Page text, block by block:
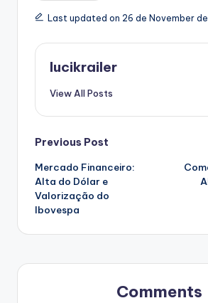
Last updated on 26 de November
lucikrailer
View All Posts
Post
navigation
Previous Post
Mercado Financeiro:
Alta do Dólar e
Valorização do
Ibovespa
Comments